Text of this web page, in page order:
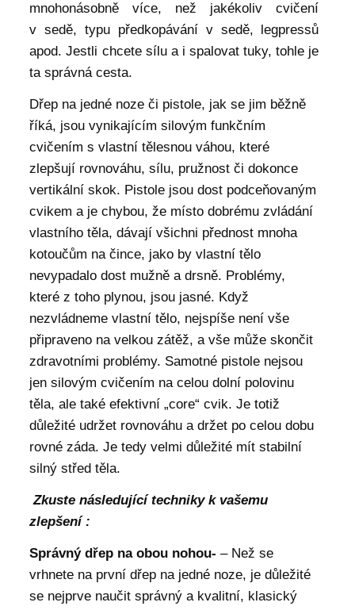
mnohonásobně více, než jakékoliv cvičení
v sedě, typu předkopávání v sedě, legpressů
apod. Jestli chcete sílu a i spalovat tuky, tohle je
ta správná cesta.
Dřep na jedné noze či pistole, jak se jim běžně
říká, jsou vynikajícím silovým funkčním
cvičením s vlastní tělesnou váhou, které
zlepšují rovnováhu, sílu, pružnost či dokonce
vertikální skok. Pistole jsou dost podceňovaným
cvikem a je chybou, že místo dobrému zvládání
vlastního těla, dávají všichni přednost mnoha
kotoučům na čince, jako by vlastní tělo
nevypadalo dost mužně a drsně. Problémy,
které z toho plynou, jsou jasné. Když
nezvládneme vlastní tělo, nejspíše není vše
připraveno na velkou zátěž, a vše může skončit
zdravotními problémy. Samotné pistole nejsou
jen silovým cvičením na celou dolní polovinu
těla, ale také efektivní „core“ cvik. Je totiž
důležité udržet rovnováhu a držet po celou dobu
rovné záda. Je tedy velmi důležité mít stabilní
silný střed těla.
Zkuste následující techniky k vašemu
zlepšení :
Správný dřep na obou nohou- – Než se
vrhnete na první dřep na jedné noze, je důležité
se nejprve naučit správný a kvalitní, klasický